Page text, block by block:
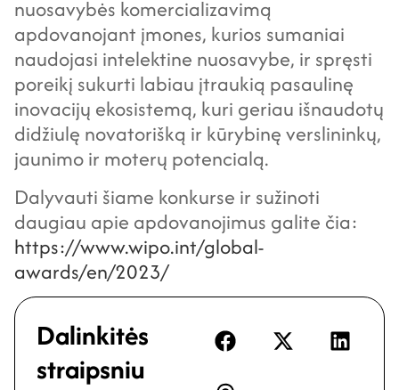
nuosavybės komercializavimą
apdovanojant įmones, kurios sumaniai
naudojasi intelektine nuosavybe, ir spręsti
poreikį sukurti labiau įtraukią pasaulinę
inovacijų ekosistemą, kuri geriau išnaudotų
didžiulę novatorišką ir kūrybinę verslininkų,
jaunimo ir moterų potencialą.
Dalyvauti šiame konkurse ir sužinoti
daugiau apie apdovanojimus galite čia:
https://www.wipo.int/global-
awards/en/2023/
Dalinkitės
straipsniu